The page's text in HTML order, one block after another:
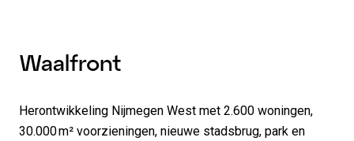
Waalfront
Herontwikkeling Nijmegen West met 2.600 woningen,
30.000 m² voorzieningen, nieuwe stadsbrug, park en